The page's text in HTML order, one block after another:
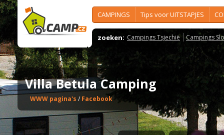
CAMPINGS Tips voor UITSTAPJES
zoeken: Campings Tsjechië Campings
Villa Betula Camping
WWW pagina's / Facebook